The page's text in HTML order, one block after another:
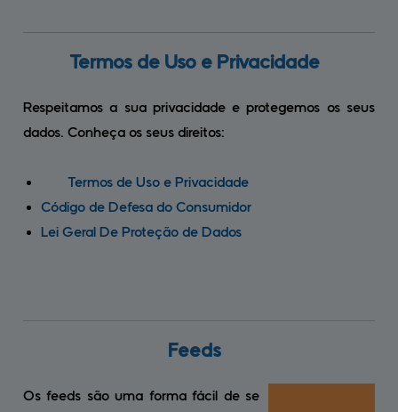
Termos de Uso e Privacidade
Respeitamos a sua privacidade e protegemos os seus
dados. Conheça os seus direitos:
Termos de Uso e Privacidade
Código de Defesa do Consumidor
Lei Geral De Proteção de Dados
Feeds
Os feeds são uma forma fácil de se